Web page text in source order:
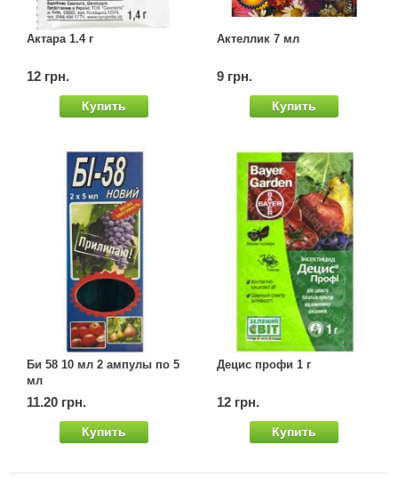
Актара 1.4 г
12 грн.
Купить
Актеллик 7 мл
9 грн.
Купить
Би 58 10 мл 2 ампулы по 5
мл
11.20 грн.
Купить
Децис профи 1 г
12 грн.
Купить